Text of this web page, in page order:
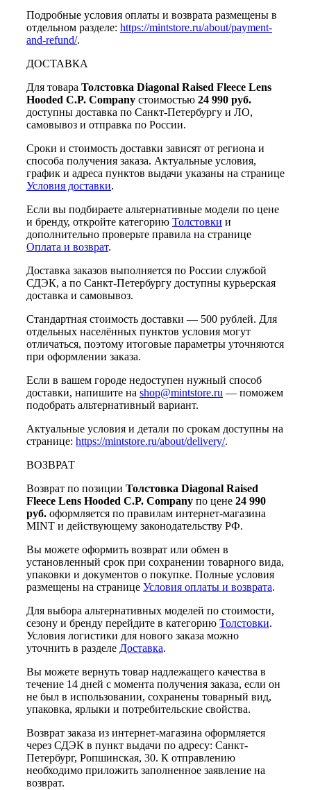
Подробные условия оплаты и возврата размещены в
отдельном разделе: https://mintstore.ru/about/payment-
and-refund/.
ДОСТАВКА
Для товара Толстовка Diagonal Raised Fleece Lens
Hooded C.P. Company стоимостью 24 990 руб.
доступны доставка по Санкт-Петербургу и ЛО,
самовывоз и отправка по России.
Сроки и стоимость доставки зависят от региона и
способа получения заказа. Актуальные условия,
график и адреса пунктов выдачи указаны на странице
Условия доставки.
Если вы подбираете альтернативные модели по цене
и бренду, откройте категорию Толстовки и
дополнительно проверьте правила на странице
Оплата и возврат.
Доставка заказов выполняется по России службой
СДЭК, а по Санкт-Петербургу доступны курьерская
доставка и самовывоз.
Стандартная стоимость доставки — 500 рублей. Для
отдельных населённых пунктов условия могут
отличаться, поэтому итоговые параметры уточняются
при оформлении заказа.
Если в вашем городе недоступен нужный способ
доставки, напишите на shop@mintstore.ru — поможем
подобрать альтернативный вариант.
Актуальные условия и детали по срокам доступны на
странице: https://mintstore.ru/about/delivery/.
ВОЗВРАТ
Возврат по позиции Толстовка Diagonal Raised
Fleece Lens Hooded C.P. Company по цене 24 990
руб. оформляется по правилам интернет-магазина
MINT и действующему законодательству РФ.
Вы можете оформить возврат или обмен в
установленный срок при сохранении товарного вида,
упаковки и документов о покупке. Полные условия
размещены на странице Условия оплаты и возврата.
Для выбора альтернативных моделей по стоимости,
сезону и бренду перейдите в категорию Толстовки.
Условия логистики для нового заказа можно
уточнить в разделе Доставка.
Вы можете вернуть товар надлежащего качества в
течение 14 дней с момента получения заказа, если он
не был в использовании, сохранены товарный вид,
упаковка, ярлыки и потребительские свойства.
Возврат заказа из интернет-магазина оформляется
через СДЭК в пункт выдачи по адресу: Санкт-
Петербург, Ропшинская, 30. К отправлению
необходимо приложить заполненное заявление на
возврат.